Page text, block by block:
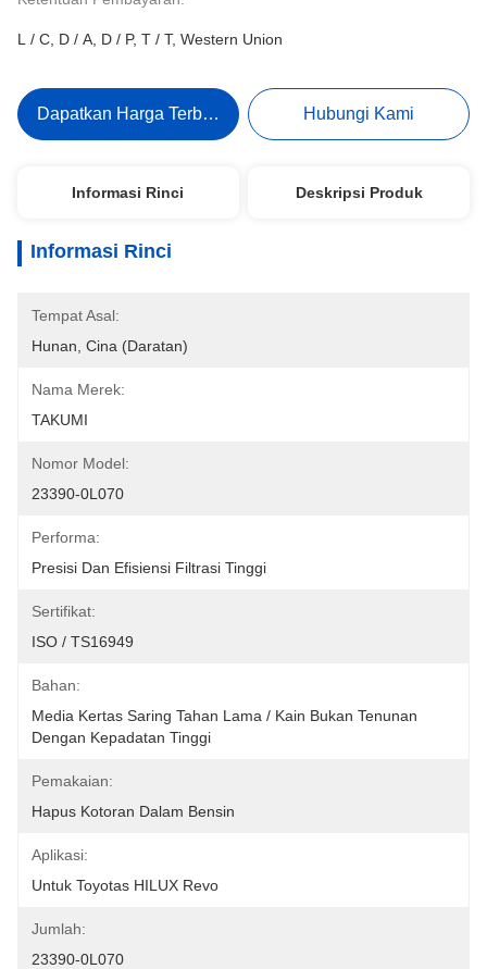
L / C, D / A, D / P, T / T, Western Union
Dapatkan Harga Terbaik Hubungi Kami
Informasi Rinci Deskripsi Produk
Informasi Rinci
Tempat Asal:
Hunan, Cina (daratan)
Nama Merek:
TAKUMI
Nomor Model:
23390-0L070
Performa:
Presisi Dan Efisiensi Filtrasi Tinggi
Sertifikat:
ISO / TS16949
Bahan:
Media Kertas Saring Tahan Lama / Kain Bukan Tenunan
Dengan Kepadatan Tinggi
Pemakaian:
Hapus Kotoran Dalam Bensin
Aplikasi:
Untuk Toyotas HILUX Revo
Jumlah:
23390-0L070